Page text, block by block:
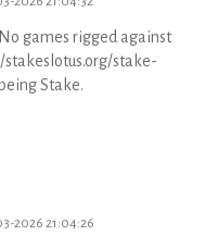
games rigged against
stakeslotus.org/stake-
Stake.
2026 21:04:26